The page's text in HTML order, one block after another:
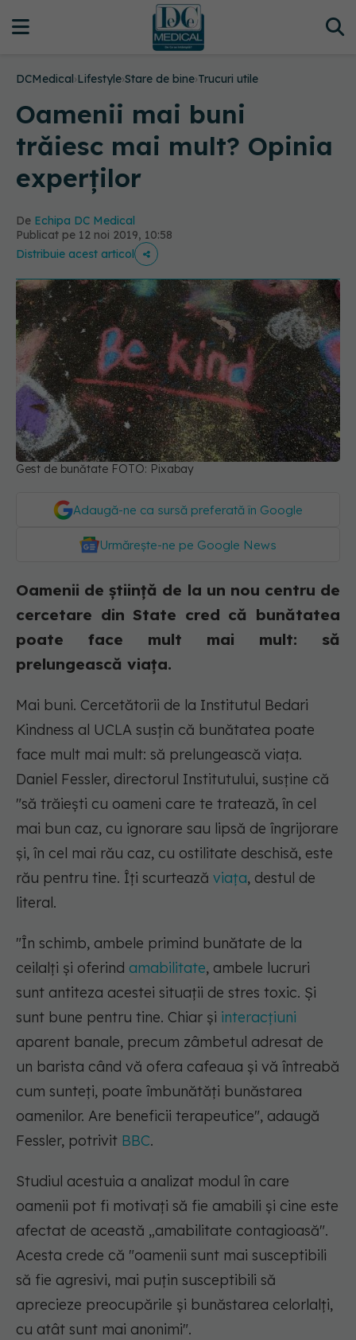
DCMedical›Lifestyle›Stare de bine›Trucuri utile
Oamenii mai buni
trăiesc mai mult? Opinia
experților
De Echipa DC Medical
Publicat pe 12 noi 2019, 10:58
Distribuie acest articol
Gest de bunătate FOTO: Pixabay
Adaugă-ne ca sursă preferată în Google
Urmărește-ne pe Google News
Oamenii de știință de la un nou centru de
cercetare din State cred că bunătatea
poate face mult mai mult: să
prelungească viața.
Mai buni. Cercetătorii de la Institutul Bedari
Kindness al UCLA susțin că bunătatea poate
face mult mai mult: să prelungească viața.
Daniel Fessler, directorul Institutului, susține că
"să trăiești cu oameni care te tratează, în cel
mai bun caz, cu ignorare sau lipsă de îngrijorare
și, în cel mai rău caz, cu ostilitate deschisă, este
rău pentru tine. Îți scurtează viața, destul de
literal.
"În schimb, ambele primind bunătate de la
ceilalți și oferind amabilitate, ambele lucruri
sunt antiteza acestei situații de stres toxic. Și
sunt bune pentru tine. Chiar și interacțiuni
aparent banale, precum zâmbetul adresat de
un barista când vă ofera cafeaua și vă întreabă
cum sunteți, poate îmbunătăți bunăstarea
oamenilor. Are beneficii terapeutice", adaugă
Fessler, potrivit BBC.
Studiul acestuia a analizat modul în care
oamenii pot fi motivați să fie amabili și cine este
afectat de această „amabilitate contagioasă".
Acesta crede că "oamenii sunt mai susceptibili
să fie agresivi, mai puțin susceptibili să
aprecieze preocupările și bunăstarea celorlalți,
cu atât sunt mai anonimi".